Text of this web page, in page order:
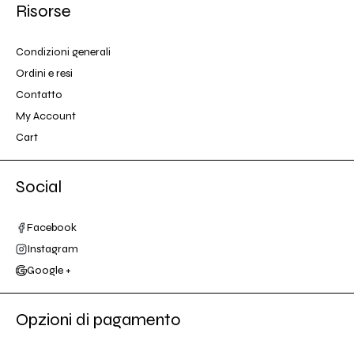
Risorse
Condizioni generali
Ordini e resi
Contatto
My Account
Cart
Social
Facebook
Instagram
Google +
Opzioni di pagamento